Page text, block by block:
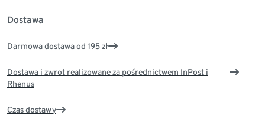
Dostawa
Darmowa dostawa od 195 zł
Dostawa i zwrot realizowane za pośrednictwem InPost i
Rhenus
Czas dostawy